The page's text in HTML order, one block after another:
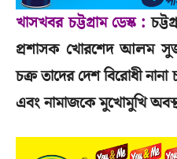
খাসখবর চট্টগ্রাম ডেস্ক :
প্রশাসক খোরশেদ আলম সুজন
চক্র তাদের দেশ বিরোধী নানা
এবং নামাজকে মুখোমুখি